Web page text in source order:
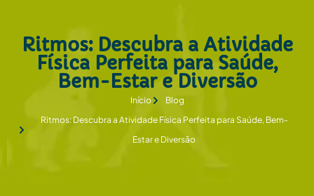
Ritmos: Descubra a Atividade
Física Perfeita para Saúde,
Bem-Estar e Diversão
Início
Blog
Ritmos: Descubra a Atividade Física Perfeita para Saúde, Bem-
Estar e Diversão